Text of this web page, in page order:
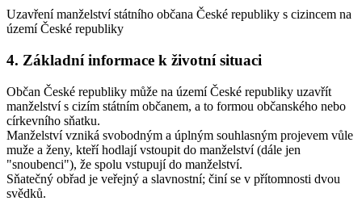
Uzavření manželství státního občana České republiky s cizincem na
území České republiky
4. Základní informace k životní situaci
Občan České republiky může na území České republiky uzavřít
manželství s cizím státním občanem, a to formou občanského nebo
církevního sňatku.
Manželství vzniká svobodným a úplným souhlasným projevem vůle
muže a ženy, kteří hodlají vstoupit do manželství (dále jen
"snoubenci"), že spolu vstupují do manželství.
Sňatečný obřad je veřejný a slavnostní; činí se v přítomnosti dvou
svědků.